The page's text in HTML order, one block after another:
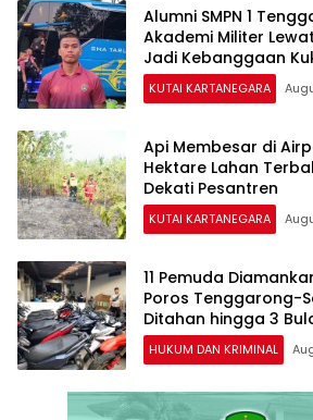
Alumni SMPN 1
Akademi Militer
Jadi Kebanggaan
KUTAI KARTANEGARA
Api Membesar di
Hektare Lahan
Dekati Pesantren
KUTAI KARTANEGARA
11 Pemuda
Poros Tenggarong-
Ditahan hingga 3
HUKUM DAN KRIMINAL